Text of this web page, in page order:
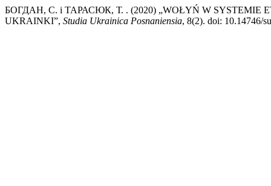
БОГДАН, С. i ТАРАСЮК, Т. . (2020) „WOŁYŃ W SYSTEMIE
UKRAINKI”, Studia Ukrainica Posnaniensia, 8(2). doi: 10.14746/